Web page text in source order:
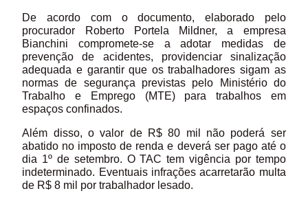
De acordo com o documento, elaborado pelo
procurador Roberto Portela Mildner, a empresa
Bianchini compromete-se a adotar medidas de
prevenção de acidentes, providenciar sinalização
adequada e garantir que os trabalhadores sigam as
normas de segurança previstas pelo Ministério do
Trabalho e Emprego (MTE) para trabalhos em
espaços confinados.
Além disso, o valor de R$ 80 mil não poderá ser
abatido no imposto de renda e deverá ser pago até o
dia 1º de setembro. O TAC tem vigência por tempo
indeterminado. Eventuais infrações acarretarão multa
de R$ 8 mil por trabalhador lesado.